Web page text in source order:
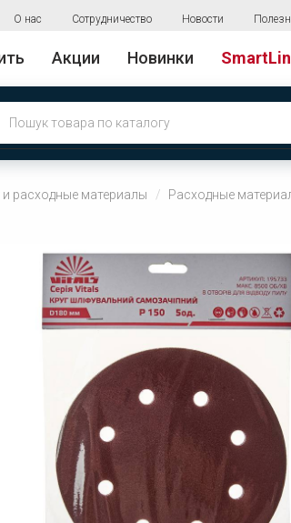
О нас Сотрудничество Новости
Акции Новинки
расходные материалы Расходные